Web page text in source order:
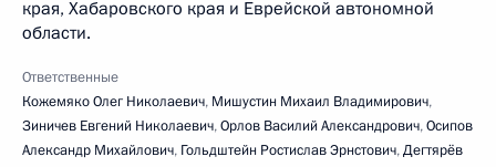
края, Хабаровского края и Еврейской автономной
области.
Ответственные
Кожемяко Олег Николаевич, Мишустин Михаил Владимирович,
Зиничев Евгений Николаевич,Орлов Василий Александрович,Осипов
Александр Михайлович, Гольдштейн Ростислав Эрнстович,Дегтярёв